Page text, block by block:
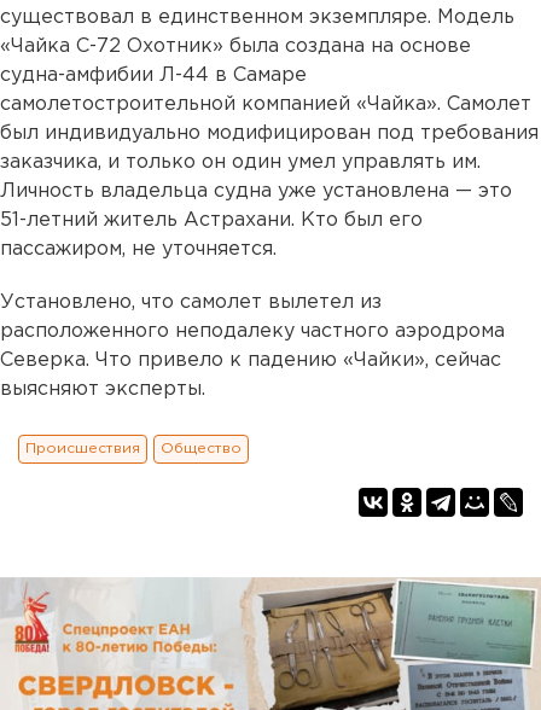
существовал в единственном экземпляре. Модель
«Чайка С-72 Охотник» была создана на основе
судна-амфибии Л-44 в Самаре
самолетостроительной компанией «Чайка». Самолет
был индивидуально модифицирован под требования
заказчика, и только он один умел управлять им.
Личность владельца судна уже установлена — это
51-летний житель Астрахани. Кто был его
пассажиром, не уточняется.
Установлено, что самолет вылетел из
расположенного неподалеку частного аэродрома
Северка. Что привело к падению «Чайки», сейчас
выясняют эксперты.
Происшествия Общество